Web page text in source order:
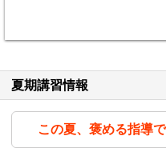
夏期講習情報
この夏、褒める指導